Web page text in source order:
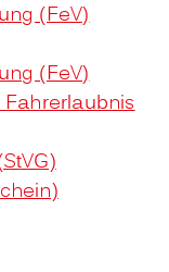
(FeV)
(FeV)